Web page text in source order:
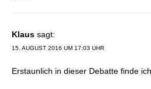
Klaus sagt:
15. AUGUST 2016 UM 17:03 UHR
Erstaunlich in dieser Debatte finde ich,